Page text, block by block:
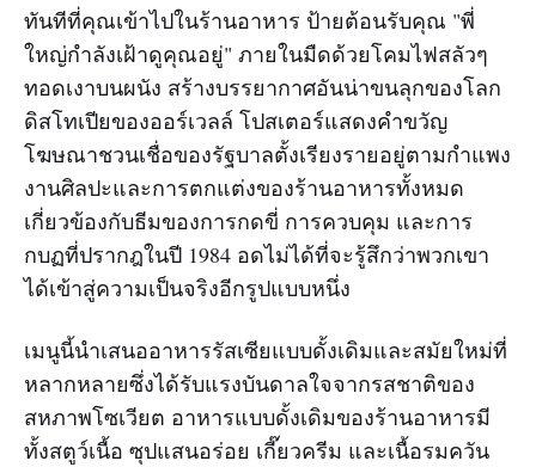
ทันทีที่คุณเข้าไปในร้านอาหาร ป้ายต้อนรับคุณ "พี่
ใหญ่กำลังเฝ้าดูคุณอยู่" ภายในมืดด้วยโคมไฟสลัวๆ
ทอดเงาบนผนัง สร้างบรรยากาศอันน่าขนลุกของโลก
ดิสโทเปียของออร์เวลล์ โปสเตอร์แสดงคำขวัญ
โฆษณาชวนเชื่อของรัฐบาลตั้งเรียงรายอยู่ตามกำแพง
งานศิลปะและการตกแต่งของร้านอาหารทั้งหมด
เกี่ยวข้องกับธีมของการกดขี่ การควบคุม และการ
กบฏที่ปรากฎในปี 1984 อดไม่ได้ที่จะรู้สึกว่าพวกเขา
ได้เข้าสู่ความเป็นจริงอีกรูปแบบหนึ่ง
เมนูนี้นำเสนออาหารรัสเซียแบบดั้งเดิมและสมัยใหม่ที่
หลากหลายซึ่งได้รับแรงบันดาลใจจากรสชาติของ
สหภาพโซเวียต อาหารแบบดั้งเดิมของร้านอาหารมี
ทั้งสตูว์เนื้อ ซุปแสนอร่อย เกี๊ยวครีม และเนื้อรมควัน